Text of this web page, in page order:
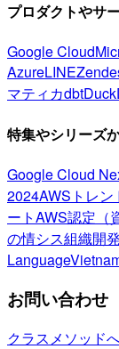
プロダクトやサ
Google Cloud
AzureLINE
マティカdbt
特集やシリーズ
Google Cloud
2024AWSトレン
ートAWS認定（
の情シス組織開
Language
お問い合わせ
クラスメソッド